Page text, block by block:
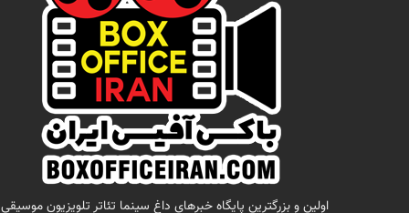
اولين و بزرگترين پايگاه خبرهاي داغ سينما تئاتر تلويزيون موسيقي